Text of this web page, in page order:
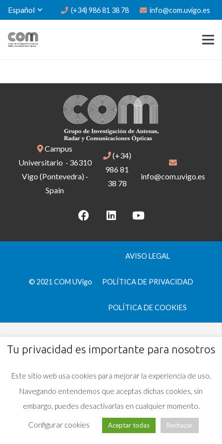
Español (+34) 986 81 38 78 info@com.uvigo.es
Campus
Universitario · 36310
Vigo (Pontevedra) ·
Spain
(+34)
986 81
38 78
info@com.uvigo.es
© 2021 COM UVigo
AVISO LEGAL
POLÍTICA DE PRIVACIDAD
POLÍTICA DE COOKIES
Tu privacidad es importante para nosotros
Este sitio web usa cookies para mejorar la experiencia de uso.
Navegando entendemos que aceptas dichas cookies, sin
embargo, puedes desactivarlas en cualquier momento.
Configurar cookies Aceptar todas Rechazar